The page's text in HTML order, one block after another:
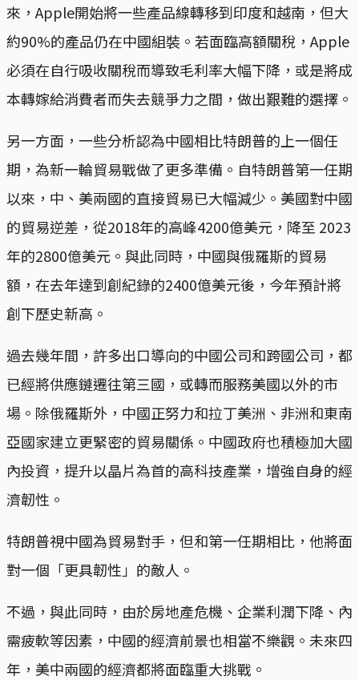
來，Apple開始將一些產品線轉移到印度和越南，但大
約90%的產品仍在中國組裝。若面臨高額關稅，Apple
必須在自行吸收關稅而導致毛利率大幅下降，或是將成
本轉嫁給消費者而失去競爭力之間，做出艱難的選擇。
另一方面，一些分析認為中國相比特朗普的上一個任
期，為新一輪貿易戰做了更多準備。自特朗普第一任期
以來，中、美兩國的直接貿易已大幅減少。美國對中國
的貿易逆差，從2018年的高峰4200億美元，降至 2023
年的2800億美元。與此同時，中國與俄羅斯的貿易
額，在去年達到創紀錄的2400億美元後，今年預計將
創下歷史新高。
過去幾年間，許多出口導向的中國公司和跨國公司，都
已經將供應鏈遷往第三國，或轉而服務美國以外的市
場。除俄羅斯外，中國正努力和拉丁美洲、非洲和東南
亞國家建立更緊密的貿易關係。中國政府也積極加大國
內投資，提升以晶片為首的高科技產業，增強自身的經
濟韌性。
特朗普視中國為貿易對手，但和第一任期相比，他將面
對一個「更具韌性」的敵人。
不過，與此同時，由於房地產危機、企業利潤下降、內
需疲軟等因素，中國的經濟前景也相當不樂觀。未來四
年，美中兩國的經濟都將面臨重大挑戰。